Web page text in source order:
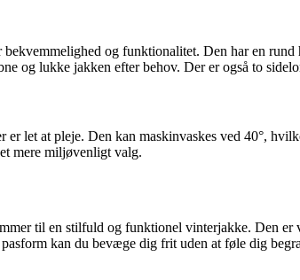
og funktionalitet. Den har en
og lukke jakken efter behov. Der er også to
let at pleje. Den kan maskinvaskes ved 40°,
mere miljøvenligt valg.
til en stilfuld og funktionel vinterjakke. Den
kan du bevæge dig frit uden at føle dig